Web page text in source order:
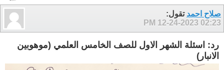
صلاح احمد تقول:
12-24-2023 02:23 PM
رد: اسئلة الشهر الاول للصف الخامس العلمي (موهوبين
الانبار)